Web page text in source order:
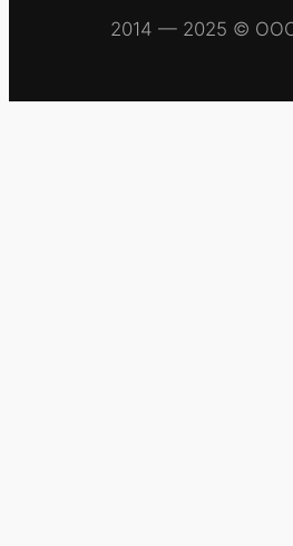
2014 — 2025 ©